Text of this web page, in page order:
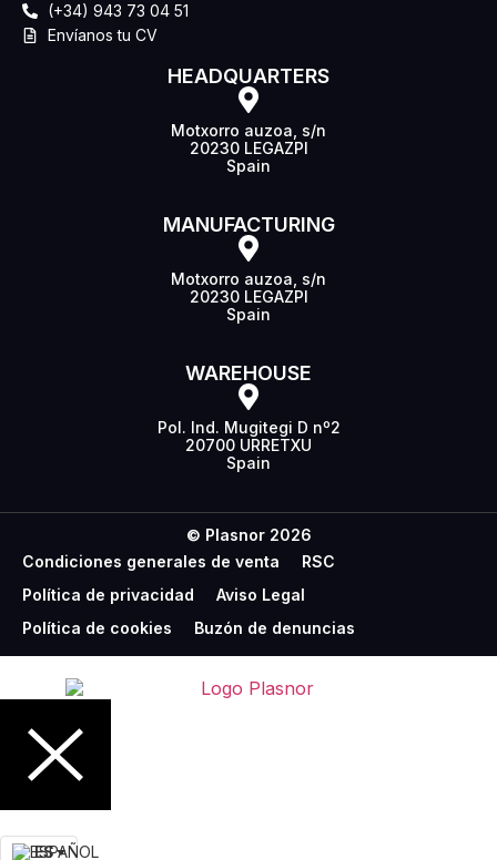
(+34) 943 73 04 51
Envíanos tu CV
HEADQUARTERS
Motxorro auzoa, s/n
20230 LEGAZPI
Spain
MANUFACTURING
Motxorro auzoa, s/n
20230 LEGAZPI
Spain
WAREHOUSE
Pol. Ind. Mugitegi D nº2
20700 URRETXU
Spain
© Plasnor 2026
Condiciones generales de venta
RSC
Política de privacidad
Aviso Legal
Política de cookies
Buzón de denuncias
ES